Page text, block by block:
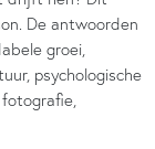
De antwoorden
groei,
psychologische